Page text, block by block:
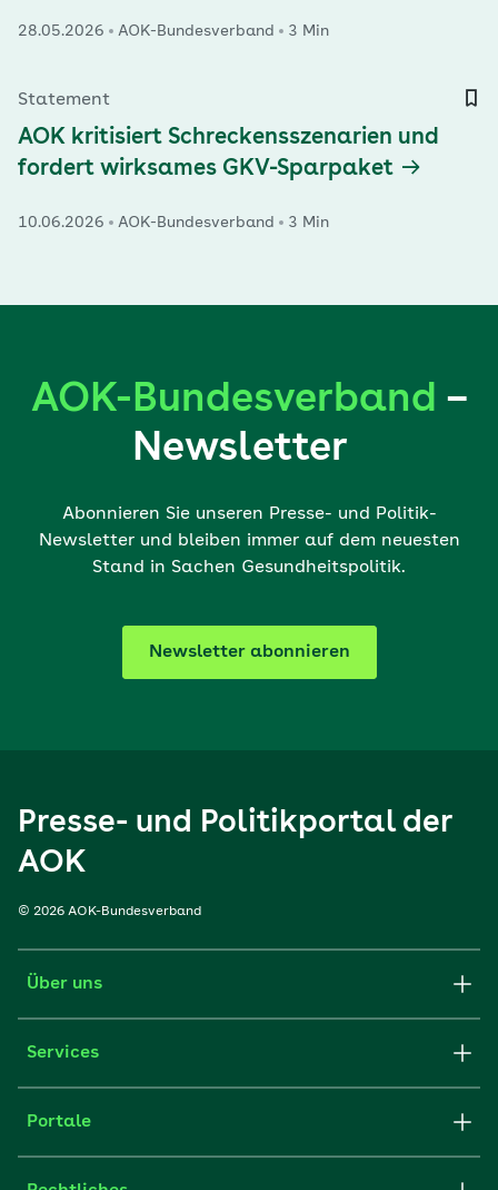
28.05.2026 AOK-Bundesverband 3 Min
Statement
AOK kritisiert Schreckensszenarien und
fordert wirksames GKV-Sparpaket
10.06.2026 AOK-Bundesverband 3 Min
AOK-Bundesverband –
Newsletter
Abonnieren Sie unseren Presse- und Politik-
Newsletter und bleiben immer auf dem neuesten
Stand in Sachen Gesundheitspolitik.
Newsletter abonnieren
Presse- und Politikportal der
AOK
© 2026 AOK-Bundesverband
Über uns
Services
Portale